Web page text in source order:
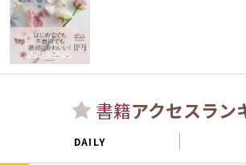
書籍アクセスラン
DAILY